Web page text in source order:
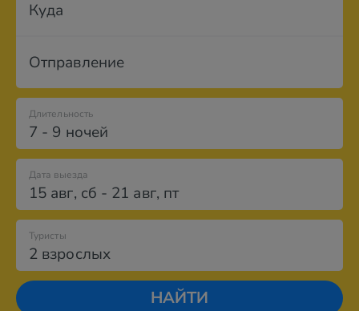
Куда
Отправление
7 - 9 ночей
Длительность
Дата выезда
15 авг, сб - 21 авг, пт
2 взрослых
Туристы
НАЙТИ